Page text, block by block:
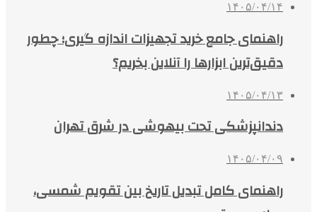
۱۴۰۵/۰۴/۱۴
راهنمای جامع خرید تجهیزات اندازه گیری؛ چطور
دقیق‌ترین ابزارها را آنلاین بخریم؟
۱۴۰۵/۰۴/۱۳
دندانپزشکی تحت بیهوشی در شرق تهران
۱۴۰۵/۰۴/۰۹
راهنمای کامل تبدیل تاریخ بین تقویم شمسی،